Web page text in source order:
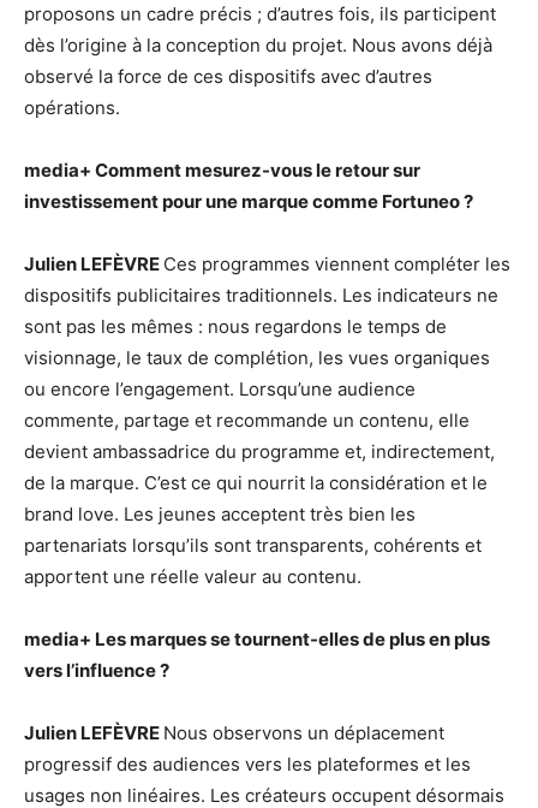
proposons un cadre précis ; d’autres fois, ils participent
dès l’origine à la conception du projet. Nous avons déjà
observé la force de ces dispositifs avec d’autres
opérations.
media+ Comment mesurez-vous le retour sur
investissement pour une marque comme Fortuneo ?
Julien LEFÈVRE Ces programmes viennent compléter les
dispositifs publicitaires traditionnels. Les indicateurs ne
sont pas les mêmes : nous regardons le temps de
visionnage, le taux de complétion, les vues organiques
ou encore l’engagement. Lorsqu’une audience
commente, partage et recommande un contenu, elle
devient ambassadrice du programme et, indirectement,
de la marque. C’est ce qui nourrit la considération et le
brand love. Les jeunes acceptent très bien les
partenariats lorsqu’ils sont transparents, cohérents et
apportent une réelle valeur au contenu.
media+ Les marques se tournent-elles de plus en plus
vers l’influence ?
Julien LEFÈVRE Nous observons un déplacement
progressif des audiences vers les plateformes et les
usages non linéaires. Les créateurs occupent désormais